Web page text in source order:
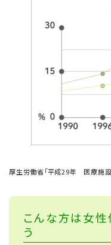
厚生労働省「平成29年 医療施設
こんな方は女性
う